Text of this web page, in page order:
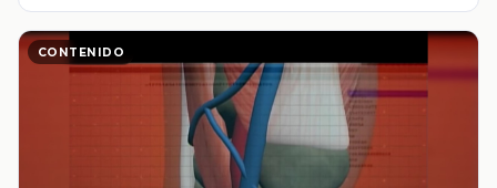
CONTENIDO